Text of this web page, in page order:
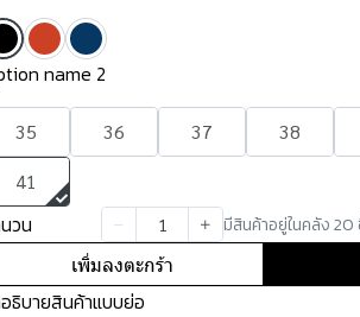
name 2
35 36 37 38
41
วน
มีสินค้าอยู่ในคลัง 20
เพิ่มลงตะกร้า
ธิบายสินค้าแบบย่อ